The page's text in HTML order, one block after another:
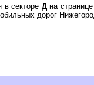
в секторе Дна
дорог